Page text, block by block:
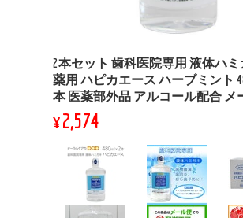
2本セット 歯科医院専用 液体ハミ
薬用 ハピカエース ハーブミント
本 医薬部外品 アルコール配合 メ
¥2,574